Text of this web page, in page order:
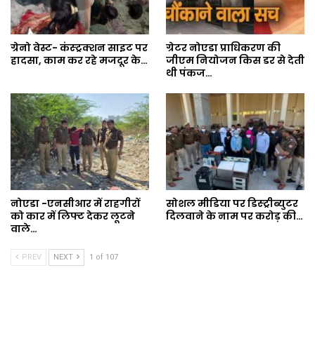
ग्रेनो वेस्ट- कंस्ट्रक्शन साइट पर
हादसा, काम कर रहे मजदूर के…
ग्रेटर नोएडा प्राधिकरण की
जीएम नियोजन किस डर से देती
थी पंकज…
नोएडा -एनसीआर में राहगीरों
को कार में लिफ्ट देकर लूटने
वाले…
सोशल मीडिया पर डिस्ट्रीब्युटर
दिलवाने के नाम पर करोड़ की…
PREV NEXT 1 of 107